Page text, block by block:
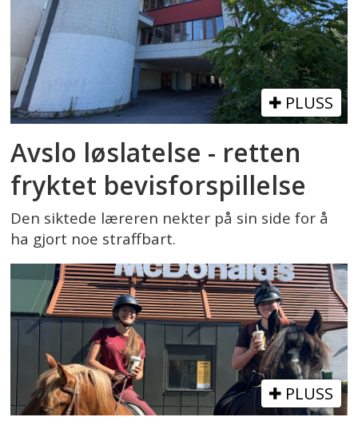
PLUSS
Avslo løslatelse - retten
fryktet bevisforspillelse
Den siktede læreren nekter på sin side for å
ha gjort noe straffbart.
PLUSS